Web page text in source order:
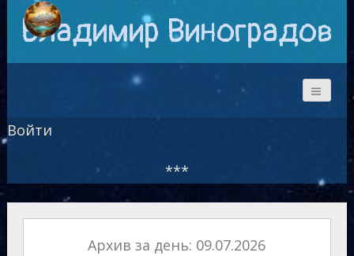
Владимир Виноградов
Войти
***
Архив за день: 09.07.2026